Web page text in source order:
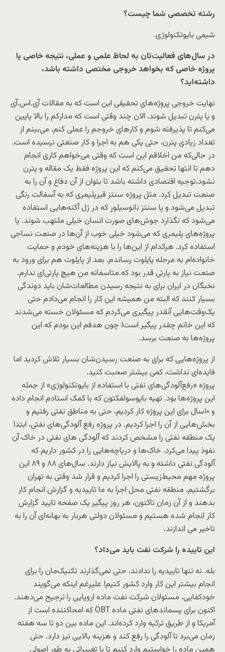
رشته تخصصی شما چیست؟
شیمی بایوتکنولوژی.
در سال‌های فعالیت‌تان به لحاظ علمی و عملی، نتیجه خاصی یا
پروژه خاصی که بخواهد خروجی مختصی داشته باشد،
داشته‌اید؟
نهایت خروجی پروژه‌های تحقیقی این است که به مقالات آی.اس.آی
و یا پترن تبدیل شوند. الان چند وقتی است که مدارکم را بالا پایین
می‌کنم تا پذیرفته شوم و کارهای خروجم را عملی کنم، می‌بینم از
تعداد زیادی پترن، حتی یکی هم به اجرا و کار صنعتی نرسیده است.
در حالی‌که من اخلاقم این است که وقتی می‌خواهم کاری انجام
دهم تا انتها تحقیق می‌کنم که این پروژه فقط یک مقاله و پترن
نشود،توجیه اقتصادی داشته باشد تا بتوان از آن دفاع و آن را به
صنعت تبدیل کرد. مثل پروژه سنتز قیرپلیمری که به آسفالت رنگی
تبدیل می‌شود و یا سنتز نانوسیلور که در ژل آکنه‌هایی استفاده
می‌شود که نگذارد جوش‌های صورت انسان خیلی ملتهب شوند. یا
پروژه‌های پلیمری که می‌شود خیلی خوب از آن‌ها در صنعت نساجی
استفاده کرد. هرکدام از این‌ها را با هزینه‌های خودم و حمایت
خانواده‌ام به مرحله پایلوت رساندم. بعد از پایلوت هم برای ورود به
صنعت نیاز به پارتی قدر بود که متاسفانه من هیچ پارتی‌ای ندارم.
نخبگان در ایران برای به نتیجه رسیدن مطالعات‌شان باید دوندگی
بسیار کنند که البته من همیشه این کار را انجام می‌دادم حتی
یک‌وقت‌هایی آنقدر پیگیری می‌کردم که مسئولان خسته می‌شدند
که این خانم چقدر پیگیر است! چون هدفم این بودم که این
پروژه‌ها به صنعت برسد.
از پروژه‌هایی که برای به صنعت رسیدن‌شان بسیار تلاش کردید اما
فایده‌ای نداشت، کمی بیشتر صحبت کنید.
پروژه «رفع‌آلودگی‌های نفتی با استفاده از بایوتکنولوژی» از جمله
این پروژه‌ها بود. تهیه بایوسولفکتون که با کمک استادم انجام داده
و ۱۰‌سال برای این پروژه کار کردیم، حتی به مناطق نفتی رفتیم و
بخش‌هایی از آن را اجرا کردیم. در پروژه رفع آلودگی‌های نفتی، ابتدا
یک منطقه نفتی را مشخص کردند که آلودگی های نفتی در خاک آن
نفوذ پیدا می‌کرد. خاک‌ها و دریاچه‌هایی را در کشور داریم که
آلودگی نفتی داشته و به پالایش نیاز دارند. سال‌های ۸۸ و ۸۹ این
پروژه مهم محیط‌زیستی را اجرا کردیم و قرار شد وقتی به تهران
برگشتیم، منطقه نفتی محل اجرا به ما تاییدیه و گزارش انجام کار
بدهند و از آن زمان تاکنون، هر روز پیگیر یک صفحه تایید گزارش
کار انجام شده هستیم و مسئولان دولتی هربار به بهانه‌ای آن را به
تاخیر می اندازند.
این تاییده را شرکت نفت باید می‌داد؟
بله. نه تنها تاییدیه را ندادند، حتی نمی‌گذارند تکنیک‌مان را برای
انجام بیشتر این کار وارد کشور کنیم! علیرغم اینکه می‌گویند
خودکفایی، مسئولان شرکت نفت ماده اروپایی را ترجیح می‌دهند.
اکنون برای پسماندهای نفتی ماده OBT‌ که امحاکننده‌ است از
آمریکا و از طریق ترکیه وارد کرده‌اند. این ماده بین دو تا سه هفته
زمان می‌‌برد تا آلودگی را رفع کند و هزینه بالایی نیز دارد. حتی